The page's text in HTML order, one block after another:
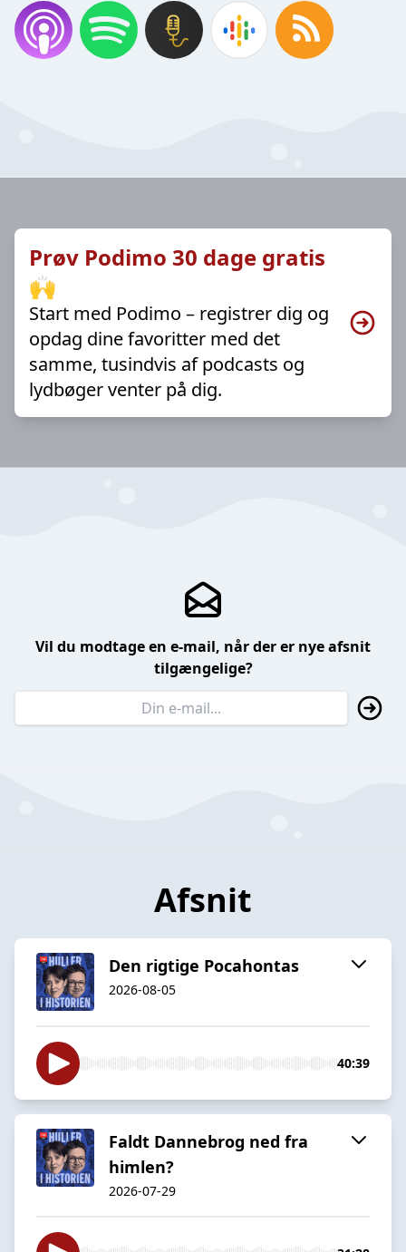
Prøv Podimo 30 dage gratis
🙌
Start med Podimo – registrer dig og
opdag dine favoritter med det
samme, tusindvis af podcasts og
lydbøger venter på dig.
Vil du modtage en e-mail, når der er nye afsnit
tilgængelige?
Afsnit
Den rigtige Pocahontas
2026-08-05
40:39
Faldt Dannebrog ned fra
himlen?
2026-07-29